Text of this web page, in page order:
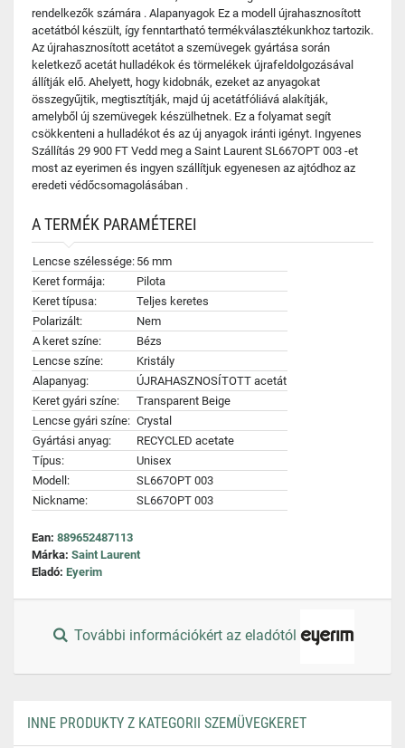
rendelkezők számára . Alapanyagok Ez a modell újrahasznosított
acetátból készült, így fenntartható termékválasztékunkhoz tartozik.
Az újrahasznosított acetátot a szemüvegek gyártása során
keletkező acetát hulladékok és törmelékek újrafeldolgozásával
állítják elő. Ahelyett, hogy kidobnák, ezeket az anyagokat
összegyűjtik, megtisztítják, majd új acetátfóliává alakítják,
amelyből új szemüvegek készülhetnek. Ez a folyamat segít
csökkenteni a hulladékot és az új anyagok iránti igényt. Ingyenes
Szállítás 29 900 FT Vedd meg a Saint Laurent SL667OPT 003 -et
most az eyerimen és ingyen szállítjuk egyenesen az ajtódhoz az
eredeti védőcsomagolásában .
A TERMÉK PARAMÉTEREI
Lencse szélessége: 56 mm
Keret formája:
Pilota
Keret típusa:
Teljes keretes
Polarizált:
Nem
A keret színe:
Bézs
Lencse színe:
Kristály
Alapanyag:
ÚJRAHASZNOSÍTOTT acetát
Keret gyári színe:
Transparent Beige
Lencse gyári színe: Crystal
Gyártási anyag:
RECYCLED acetate
Típus:
Unisex
Modell:
SL667OPT 003
Nickname:
SL667OPT 003
Ean: 889652487113
Márka: Saint Laurent
Eladó: Eyerim
További információkért az eladótól
INNE PRODUKTY Z KATEGORII SZEMÜVEGKERET